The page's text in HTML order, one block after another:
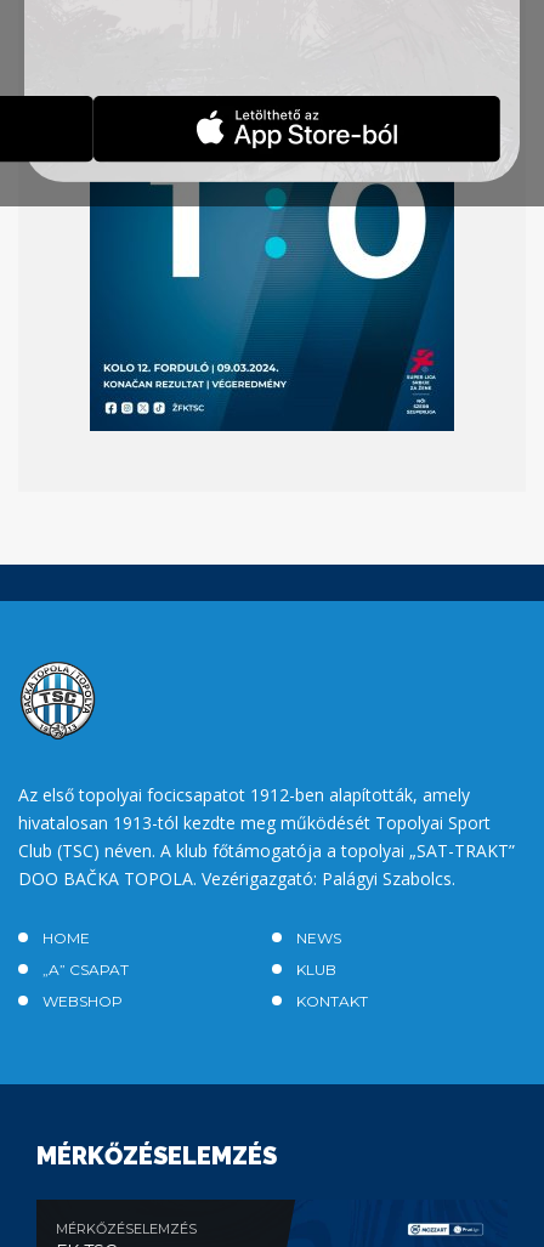
Az első topolyai focicsapatot 1912-ben alapították, amely
hivatalosan 1913-tól kezdte meg működését Topolyai Sport
Club (TSC) néven. A klub főtámogatója a topolyai „SAT-TRAKT”
DOO BAČKA TOPOLA. Vezérigazgató: Palágyi Szabolcs.
HOME
NEWS
„A” CSAPAT
KLUB
WEBSHOP
KONTAKT
MÉRKŐZÉSELEMZÉS
MÉRKŐZÉSELEMZÉS